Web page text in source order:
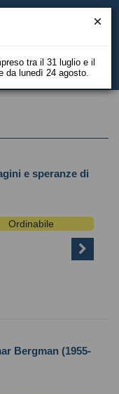
EN
e speranze di
Ordinabile
Bergman (1955-
tra il 31 luglio e il
da lunedì 24 agosto.